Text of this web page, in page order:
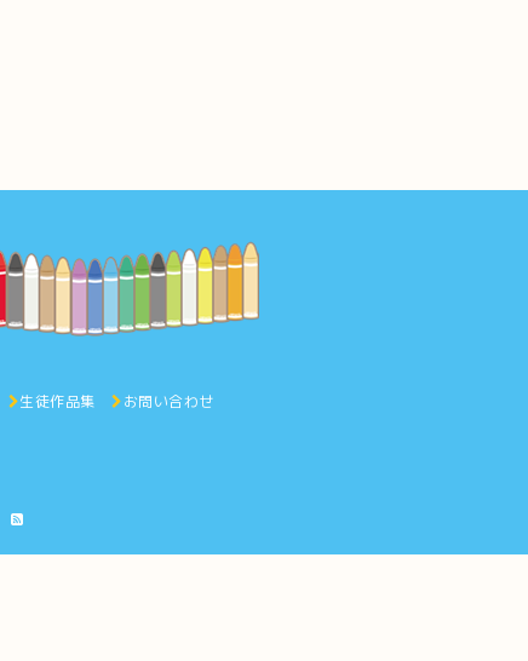
生徒作品集 お問い合わせ